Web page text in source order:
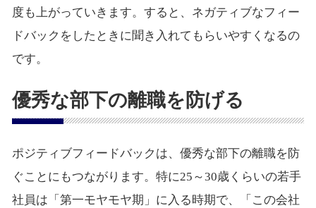
度も上がっていきます。すると、ネガティブなフィー
ドバックをしたときに聞き入れてもらいやすくなるの
です。
優秀な部下の離職を防げる
ポジティブフィードバックは、優秀な部下の離職を防
ぐことにもつながります。特に25～30歳くらいの若手
社員は「第一モヤモヤ期」に入る時期で、「この会社